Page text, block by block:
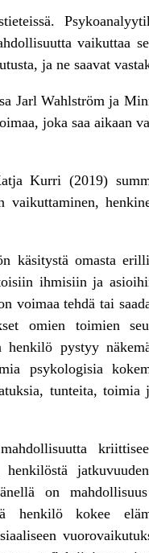
vaikuttaa
ja ne saavat
Jarl Wahlström ja
joka saa aikaan
Kurri (2019)
käsitystä omasta
ihmisiin ja
voimaa tehdä tai
omien toimien
pystyy
psykologisia
tunteita,
on
henkilö kokee